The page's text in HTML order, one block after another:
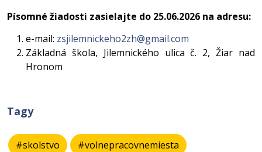
Písomné žiadosti zasielajte do 25.06.2026 na adresu:
e-mail: zsjilemnickeho2zh@gmail.com
Základná škola, Jilemnického ulica č. 2, Žiar nad
Hronom
Tagy
#skolstvo #volnepracovnemiesta